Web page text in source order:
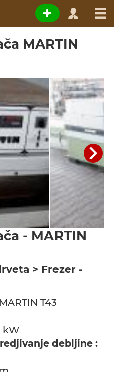
MARTIN
- MARTIN
> Frezer -
MARTIN T43
kW
debljine :